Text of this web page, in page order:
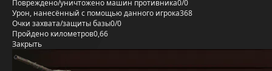
Повреждено/уничтожено машин противника0/0
Урон, нанесённый с помощью данного игрока368
Очки захвата/защиты базы0/0
Пройдено километров0,66
Закрыть